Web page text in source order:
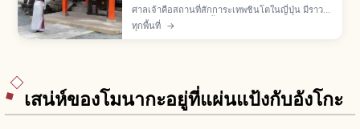
ศาลเจ้าคือสถานที่สักการะเทพชินโตในญี่ปุ่น มีราว
80,000 แห่ง พิธี 3 ขั้น: ลอดโทริอิ ล้างมือโชซุยะ
สักการะไฮเด็นด้วย 2 โค้ง 2 ตบมือ 1 โค้ง โอมาโมริ
ทุกพื้นที่ →
เสน่ห์ของโมนากะอยู่ที่แผ่นแป้งกับอังโกะ